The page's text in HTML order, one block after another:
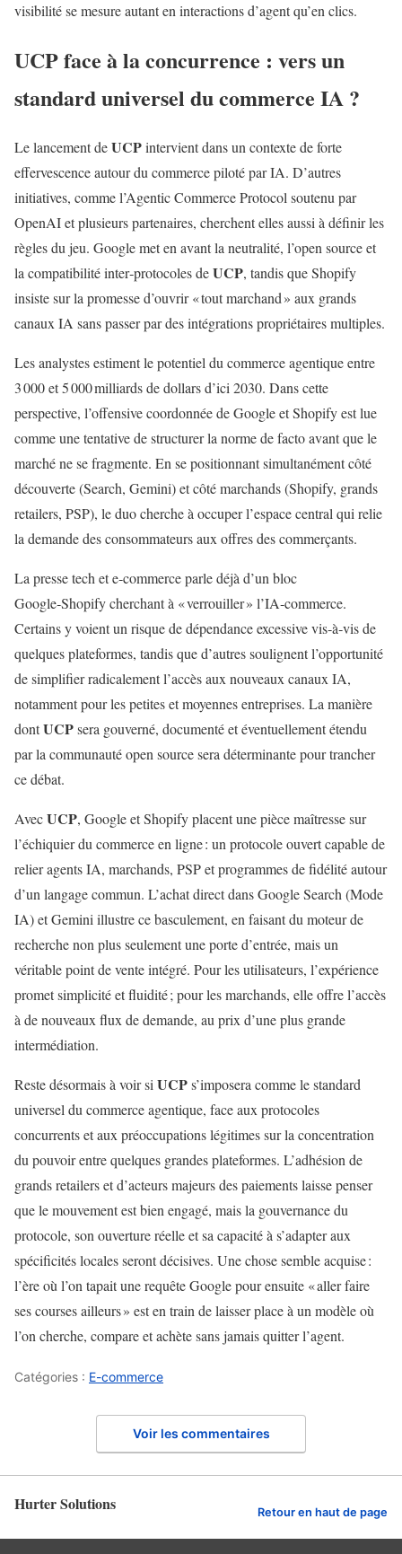
visibilité se mesure autant en interactions d’agent qu’en clics.
UCPface à la concurrence : vers un
standard universel du commerce IA ?
Le lancement deUCPintervient dans un contexte de forte
effervescence autour du commerce piloté par IA. D’autres
initiatives, comme l’Agentic Commerce Protocol soutenu par
OpenAI et plusieurs partenaires, cherchent elles aussi à définir les
règles du jeu. Google met en avant la neutralité, l’open source et
la compatibilité inter‑protocoles deUCP, tandis que Shopify
insiste sur la promesse d’ouvrir « tout marchand » aux grands
canaux IA sans passer par des intégrations propriétaires multiples.
Les analystes estiment le potentiel du commerce agentique entre
3 000 et 5 000 milliards de dollars d’ici 2030. Dans cette
perspective, l’offensive coordonnée de Google et Shopify est lue
comme une tentative de structurer la norme de facto avant que le
marché ne se fragmente. En se positionnant simultanément côté
découverte (Search, Gemini) et côté marchands (Shopify, grands
retailers, PSP), le duo cherche à occuper l’espace central qui relie
la demande des consommateurs aux offres des commerçants.
La presse tech et e‑commerce parle déjà d’un bloc
Google‑Shopify cherchant à « verrouiller » l’IA‑commerce.
Certains y voient un risque de dépendance excessive vis‑à‑vis de
quelques plateformes, tandis que d’autres soulignent l’opportunité
de simplifier radicalement l’accès aux nouveaux canaux IA,
notamment pour les petites et moyennes entreprises. La manière
dontUCPsera gouverné, documenté et éventuellement étendu
par la communauté open source sera déterminante pour trancher
ce débat.
AvecUCP, Google et Shopify placent une pièce maîtresse sur
l’échiquier du commerce en ligne : un protocole ouvert capable de
relier agents IA, marchands, PSP et programmes de fidélité autour
d’un langage commun. L’achat direct dans Google Search (Mode
IA) et Gemini illustre ce basculement, en faisant du moteur de
recherche non plus seulement une porte d’entrée, mais un
véritable point de vente intégré. Pour les utilisateurs, l’expérience
promet simplicité et fluidité ; pour les marchands, elle offre l’accès
à de nouveaux flux de demande, au prix d’une plus grande
intermédiation.
Reste désormais à voir si UCPs’imposera comme le standard
universel du commerce agentique, face aux protocoles
concurrents et aux préoccupations légitimes sur la concentration
du pouvoir entre quelques grandes plateformes. L’adhésion de
grands retailers et d’acteurs majeurs des paiements laisse penser
que le mouvement est bien engagé, mais la gouvernance du
protocole, son ouverture réelle et sa capacité à s’adapter aux
spécificités locales seront décisives. Une chose semble acquise :
l’ère où l’on tapait une requête Google pour ensuite « aller faire
ses courses ailleurs » est en train de laisser place à un modèle où
l’on cherche, compare et achète sans jamais quitter l’agent.
Catégories : E-commerce
Voir les commentaires
Hurter Solutions Retour en haut de page